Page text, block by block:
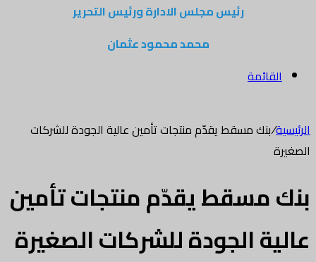
رئيس مجلس الادارة ورئيس التحرير
محمد محمود عثمان
القائمة
الرئيسية/بنك مسقط يقدّم منتجات تأمين عالية الجودة للشركات
الصغيرة
بنك مسقط يقدّم منتجات تأمين
عالية الجودة للشركات الصغيرة